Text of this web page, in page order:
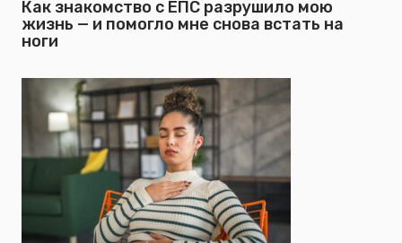
Как знакомство с ЕПС разрушило мою
жизнь — и помогло мне снова встать на
ноги